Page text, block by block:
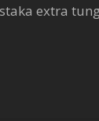
extra